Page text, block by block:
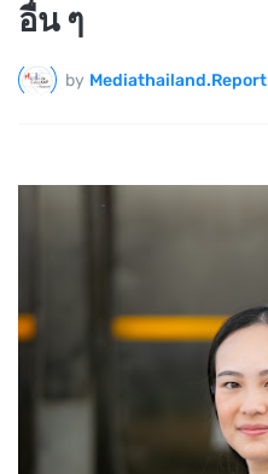
อื่น ๆ
by Mediathailand.Report